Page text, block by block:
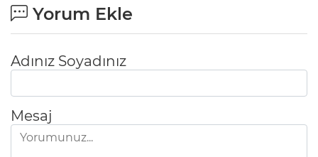
Yorum Ekle
Adınız Soyadınız
Mesaj